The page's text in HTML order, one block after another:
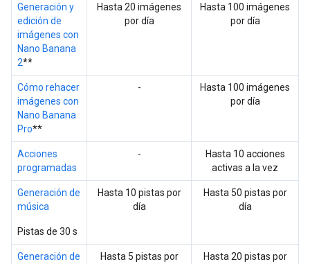
Generación y
edición de
imágenes con
Nano Banana
2**
Hasta 20 imágenes
por día
Hasta 100 imágenes
por día
Cómo rehacer
imágenes con
Nano Banana
Pro**
-
Hasta 100 imágenes
por día
Acciones
programadas
-
Hasta 10 acciones
activas a la vez
Generación de
música
Pistas de 30 s
Hasta 10 pistas por
día
Hasta 50 pistas por
día
Generación de
Hasta 5 pistas por
Hasta 20 pistas por